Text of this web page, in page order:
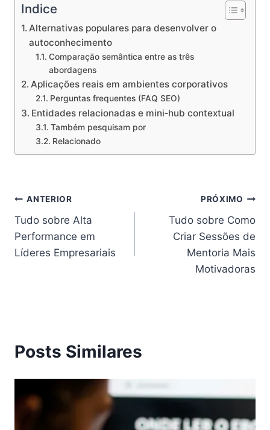
Indice
Alternativas populares para desenvolver o
autoconhecimento
Comparação semântica entre as três
abordagens
Aplicações reais em ambientes corporativos
Perguntas frequentes (FAQ SEO)
Entidades relacionadas e mini‑hub contextual
Também pesquisam por
Relacionado
Navegação
de
Post
ANTERIOR
Tudo sobre Alta
Performance em
Líderes Empresariais
PRÓXIMO
Tudo sobre Como
Criar Sessões de
Mentoria Mais
Motivadoras
Posts Similares